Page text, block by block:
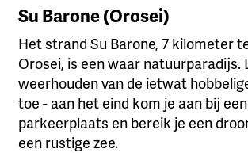
Su Barone (Orosei)
Het strand Su Barone, 7 kilometer
Orosei, is een waar natuurparadijs.
weerhouden van de ietwat
toe - aan het eind kom je aan bij
parkeerplaats en bereik je een
een rustige zee.